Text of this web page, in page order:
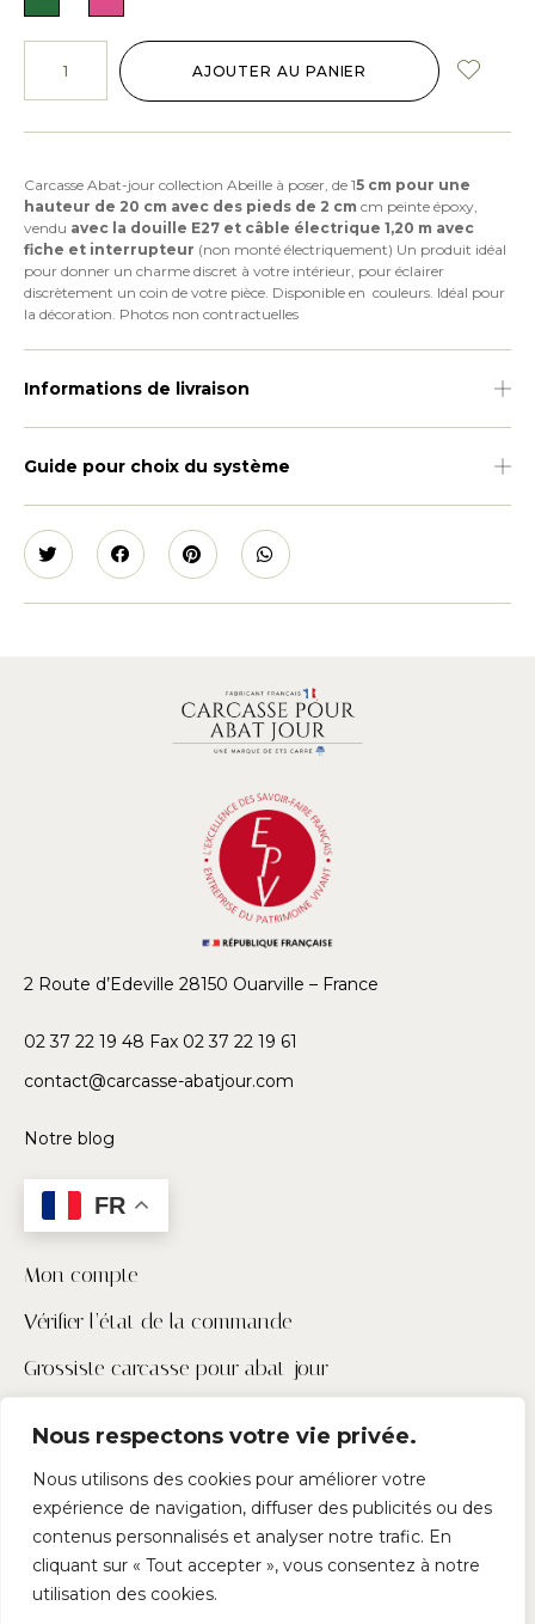
Nous respectons votre vie privée.
Nous utilisons des cookies pour améliorer votre
expérience de navigation, diffuser des publicités ou des
contenus personnalisés et analyser notre trafic. En
cliquant sur « Tout accepter », vous consentez à notre
utilisation des cookies.
AJOUTER AU PANIER
Carcasse Abat-jour collection Abeille à poser, de 15 cm pour une
hauteur de 20 cm avec des pieds de 2 cm cm peinte époxy,
vendu avec la douille E27 et câble électrique 1,20 m avec
fiche et interrupteur (non monté électriquement) Un produit idéal
pour donner un charme discret à votre intérieur, pour éclairer
discrètement un coin de votre pièce. Disponible en couleurs. Idéal pour
la décoration. Photos non contractuelles
Informations de livraison
Guide pour choix du système
2 Route d’Edeville 28150 Ouarville – France
02 37 22 19 48 Fax 02 37 22 19 61
contact@carcasse-abatjour.com
Notre blog
FR
Mon compte
Vérifier l’état de la commande
Grossiste carcasse pour abat-jour
Suivez-nous